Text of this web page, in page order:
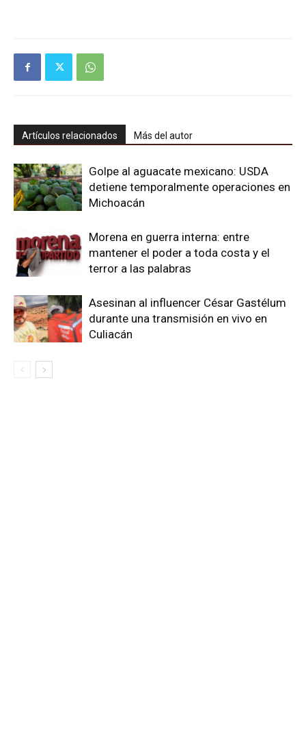
Artículos relacionados Más del autor
Golpe al aguacate mexicano: USDA
detiene temporalmente operaciones en
Michoacán
Morena en guerra interna: entre
mantener el poder a toda costa y el
terror a las palabras
Asesinan al influencer César Gastélum
durante una transmisión en vivo en
Culiacán